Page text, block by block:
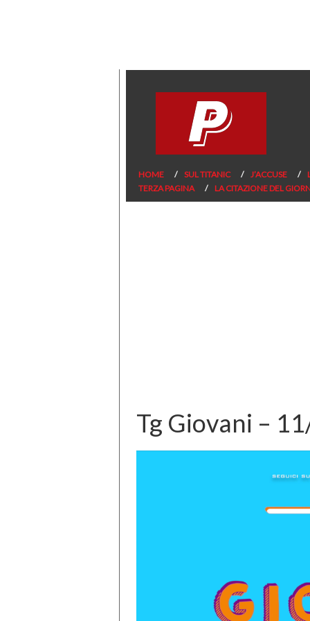
HOME SUL TITANIC J’ACCUSE
TERZA PAGINA
LA CITAZIONE DEL
Tg Giovani –